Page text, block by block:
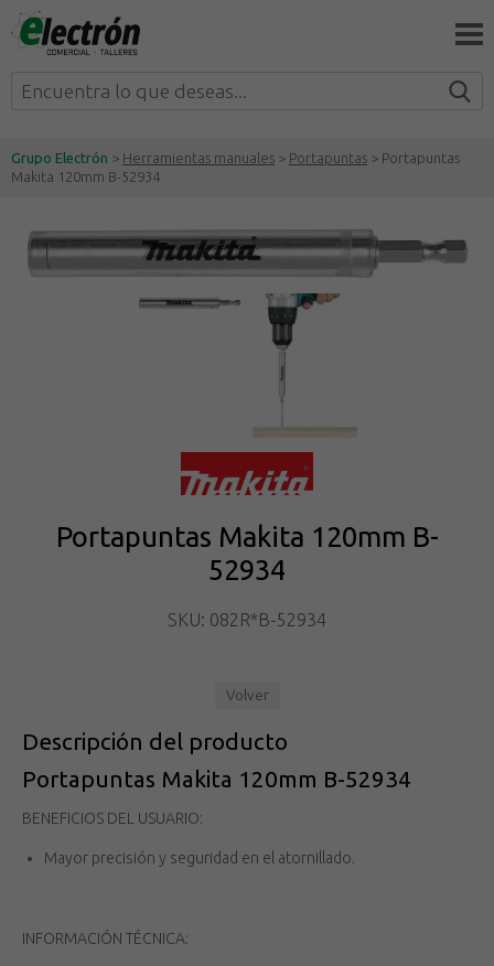
Grupo Electrón > Herramientas manuales > Portapuntas > Portapuntas
Makita 120mm B-52934
Portapuntas Makita 120mm B-
52934
SKU: 082R*B-52934
Volver
Descripción del producto
Portapuntas Makita 120mm B-52934
BENEFICIOS DEL USUARIO:
Mayor precisión y seguridad en el atornillado.
INFORMACIÓN TÉCNICA: